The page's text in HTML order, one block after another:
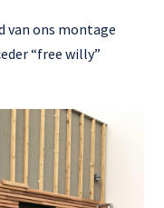
van ons montage
“free willy”